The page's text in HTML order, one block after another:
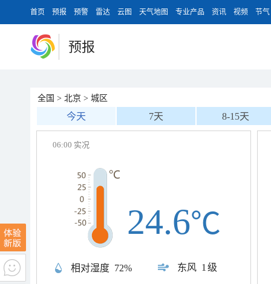
首页 预报 预警 雷达 云图 天气地图 专业产品 资讯 视频 节气
预报
全国 > 北京 > 城区
今天 7天 8-15天
06:00 实况
相对湿度 72% 东风 1级
24.6℃